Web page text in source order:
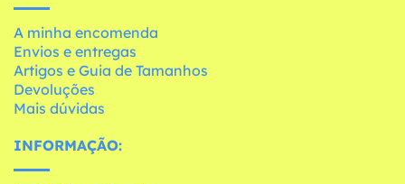
A minha encomenda
Envios e entregas
Artigos e Guia de Tamanhos
Devoluções
Mais dúvidas
INFORMAÇÃO: